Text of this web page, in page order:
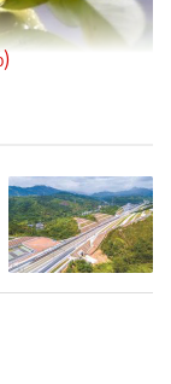
百益木瓜
两百多年以